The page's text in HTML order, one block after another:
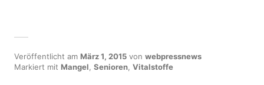
Veröffentlicht am März 1, 2015 von webpressnews
Markiert mit Mangel, Senioren, Vitalstoffe